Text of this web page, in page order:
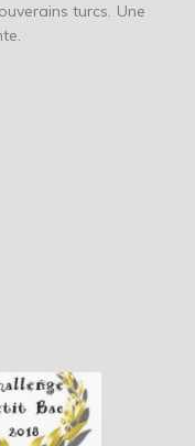
turcs. Une